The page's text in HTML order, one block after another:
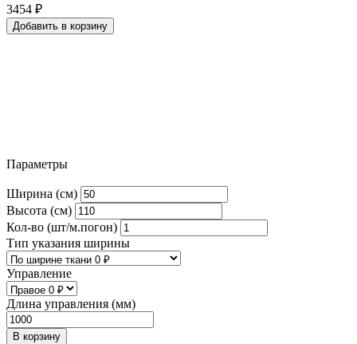
3454 ₽
Добавить в корзину
Параметры
Ширина (см)
Высота (см)
Кол-во (шт/м.погон)
Тип указания ширины
Управление
Длина управления (мм)
В корзину